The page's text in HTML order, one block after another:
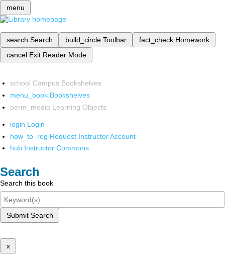
menu
search Search build_circle Toolbar fact_check Homework
cancel Exit Reader Mode
school Campus Bookshelves
menu_book Bookshelves
perm_media Learning Objects
login Login
how_to_reg Request Instructor Account
hub Instructor Commons
Search
Search this book
Submit Search
x